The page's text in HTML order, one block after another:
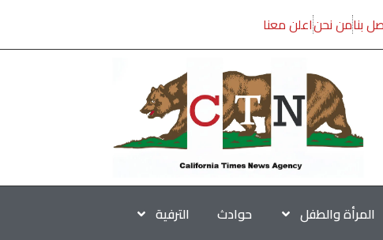
بنامن نحناعلن معنا
المرأة والطفل حوادث الترفية